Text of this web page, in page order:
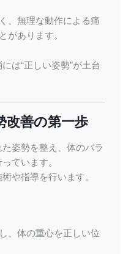
、無理な動作による痛
があります。
は“正しい姿勢”が土台
改善の第一歩
姿勢を整え、体のバラ
ています。
や指導を行います。
、体の重心を正しい位